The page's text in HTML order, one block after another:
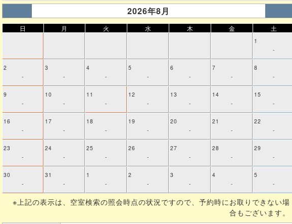
2026年8月
日 月 火 水 木 金 土
1
-
2
-
3
-
4
-
5
-
6
-
7
-
8
-
9
-
10
-
11
-
12
-
13
-
14
-
15
-
16
-
17
-
18
-
19
-
20
-
21
-
22
-
23
-
24
-
25
-
26
-
27
-
28
-
29
-
30
-
31
-
1
-
2
-
3
-
4
-
5
-
※上記の表示は、空室検索の照会時点の状況ですので、予約時にお取りできない場
合もございます。